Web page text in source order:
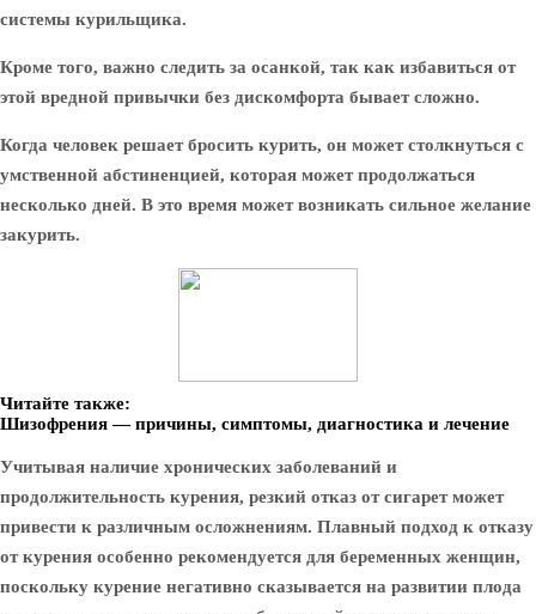
системы курильщика.
Кроме того, важно следить за осанкой, так как избавиться от
этой вредной привычки без дискомфорта бывает сложно.
Когда человек решает бросить курить, он может столкнуться с
умственной абстиненцией, которая может продолжаться
несколько дней. В это время может возникать сильное желание
закурить.
Читайте также:
Шизофрения — причины, симптомы, диагностика и лечение
Учитывая наличие хронических заболеваний и
продолжительность курения, резкий отказ от сигарет может
привести к различным осложнениям. Плавный подход к отказу
от курения особенно рекомендуется для беременных женщин,
поскольку курение негативно сказывается на развитии плода